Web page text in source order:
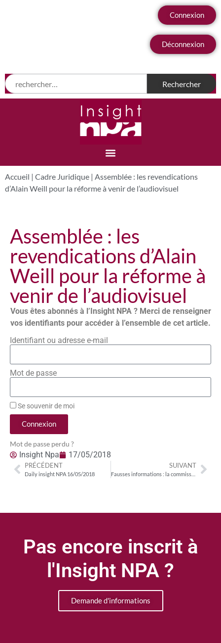
Connexion
Déconnexion
Accueil | Cadre Juridique | Assemblée : les revendications
d’Alain Weill pour la réforme à venir de l’audiovisuel
Assemblée : les
revendications d’Alain
Weill pour la réforme à
venir de l’audiovisuel
Vous êtes abonnés à l’Insight NPA ? Merci de renseigner
vos identifiants pour accéder à l’ensemble de cet article.
Identifiant ou adresse e-mail
Mot de passe
Se souvenir de moi
Connexion
Mot de passe perdu ?
Insight Npa 17/05/2018
PRÉCÉDENT
Daily insight NPA 16/05/2018
SUIVANT
Fausses informations : la commission des lois de l’Assemblée suit le Conseil d’Etat
Pas encore inscrit à
l'Insight NPA ?
Demande d'informations